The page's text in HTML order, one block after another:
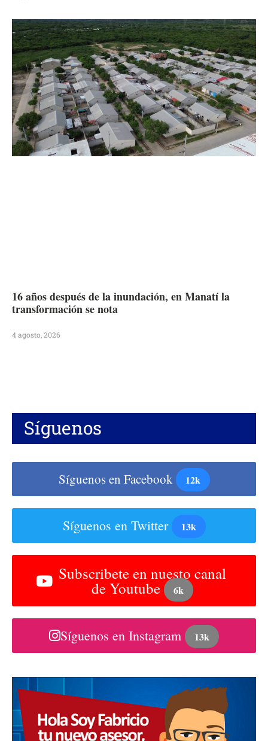
16 años después de la inundación, en Manatí la
transformación se nota
4 agosto, 2026
Síguenos
Síguenos en Facebook 12k
Síguenos en Twitter 13k
Subscribete en nuesto canal
de Youtube 6k
Síguenos en Instagram 13k